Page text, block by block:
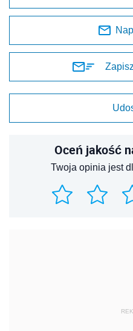
Oceń jakość
Twoja opinia jest